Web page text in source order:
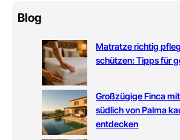
Blog
Matratze richtig
schützen: Tipps für
Großzügige Finca
südlich von Palma
entdecken